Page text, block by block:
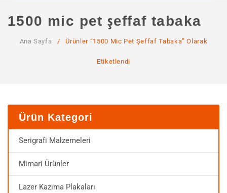
SSS
İLETIŞIM
HESABIM
1500 mic pet şeffaf tabaka
Ana Sayfa / Ürünler “1500 Mic Pet Şeffaf Tabaka” Olarak
Etiketlendi
Ürün Kategori
Serigrafi Malzemeleri
Mimari Ürünler
Lazer Kazıma Plakaları